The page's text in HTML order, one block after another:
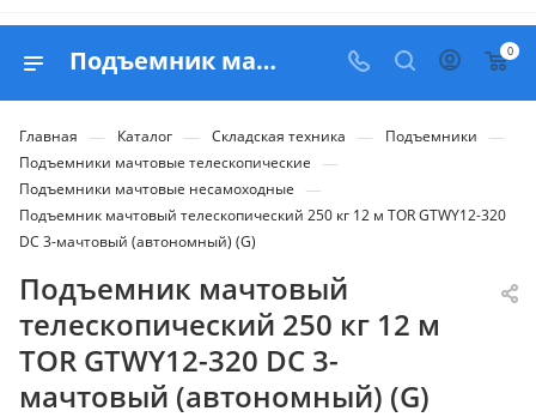
Подъемник мачтовый телескопический 250 кг 12 м TOR GTWY12-320 DC 3-мачтовый (автономный) (G) - купить в Belapex 0
Главная — Каталог — Складская техника — Подъемники —
Подъемники мачтовые телескопические —
Подъемники мачтовые несамоходные —
Подъемник мачтовый телескопический 250 кг 12 м TOR GTWY12-320
DC 3-мачтовый (автономный) (G)
Подъемник мачтовый
телескопический 250 кг 12 м
TOR GTWY12-320 DC 3-
мачтовый (автономный) (G)